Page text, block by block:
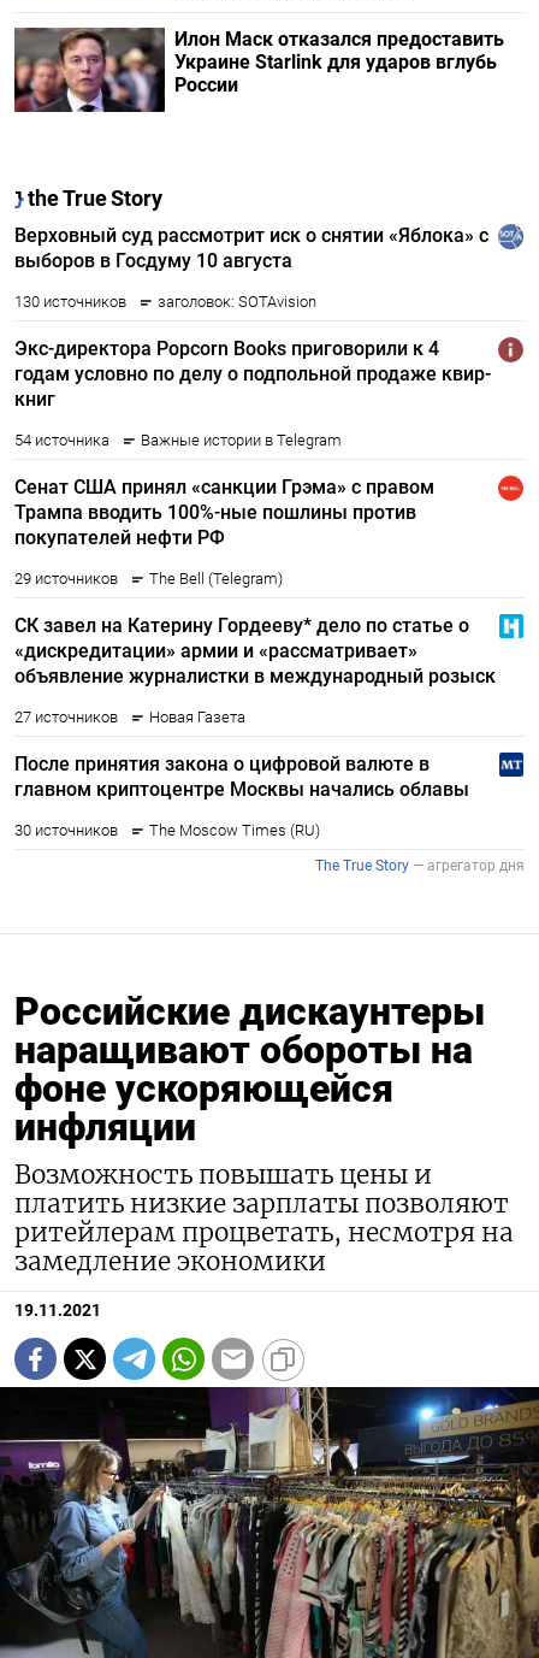
Илон Маск отказался предоставить
Украине Starlink для ударов вглубь
России
Российские дискаунтеры
наращивают обороты на
фоне ускоряющейся
инфляции
Возможность повышать цены и
платить низкие зарплаты позволяют
ритейлерам процветать, несмотря на
замедление экономики
19.11.2021